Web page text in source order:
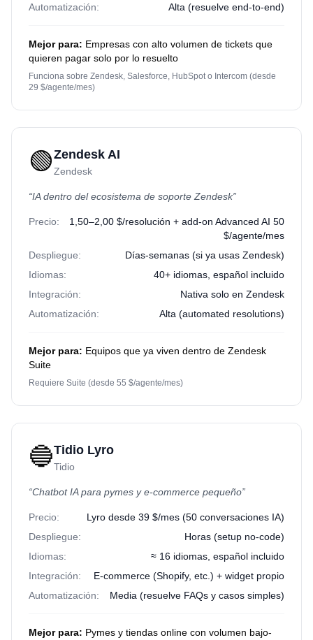
Automatización:
Alta (resuelve end-to-end)
Mejor para: Empresas con alto volumen de tickets que
quieren pagar solo por lo resuelto
Funciona sobre Zendesk, Salesforce, HubSpot o Intercom (desde
29 $/agente/mes)
🟢Zendesk AI
Zendesk
“IA dentro del ecosistema de soporte Zendesk”
Precio:
1,50–2,00 $/resolución + add-on Advanced AI 50
$/agente/mes
Despliegue:
Días-semanas (si ya usas Zendesk)
Idiomas:
40+ idiomas, español incluido
Integración:
Nativa solo en Zendesk
Automatización:
Alta (automated resolutions)
Mejor para: Equipos que ya viven dentro de Zendesk
Suite
Requiere Suite (desde 55 $/agente/mes)
🔵Tidio Lyro
Tidio
“Chatbot IA para pymes y e-commerce pequeño”
Precio:
Lyro desde 39 $/mes (50 conversaciones IA)
Despliegue:
Horas (setup no-code)
Idiomas:
≈ 16 idiomas, español incluido
Integración:
E-commerce (Shopify, etc.) + widget propio
Automatización:
Media (resuelve FAQs y casos simples)
Mejor para: Pymes y tiendas online con volumen bajo-